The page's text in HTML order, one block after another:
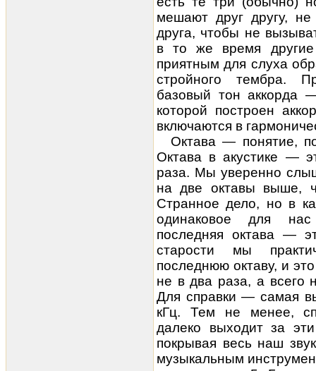
мешают друг другу,
друга, чтобы не
в то же время другие
приятным для слуха
стройного тембра.
базовый тон аккорда
которой построен
включаются в
Октава — понятие,
Октава в акустике —
раза. Мы уверенно
на две октавы выше,
Странное дело, но в
одинаковое для
последняя октава —
старости мы
последнюю октаву, и
не в два раза, а
Для справки — самая
кГц. Тем не менее,
далеко выходит за
покрывая весь наш
музыкальным